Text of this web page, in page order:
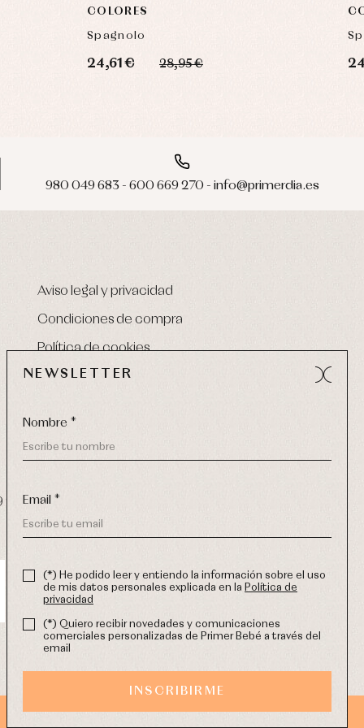
COLORES
Spagnolo
24,61 € 28,95 €
980 049 683 - 600 669 270 - info@primerdia.es
Aviso legal y privacidad
Condiciones de compra
Política de cookies
270-email:
NEWSLETTER
Nombre *
Email *
(*) He podido leer y entiendo la información sobre el uso
de mis datos personales explicada en la Política de
privacidad
(*) Quiero recibir novedades y comunicaciones
comerciales personalizadas de Primer Bebé a través del
email
INSCRIBIRME